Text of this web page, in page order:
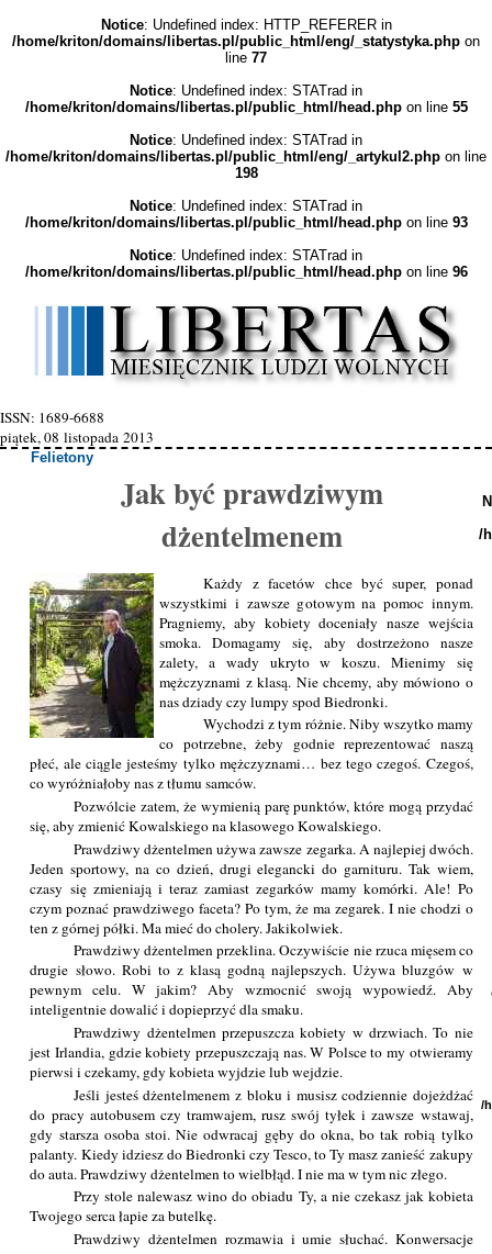
Notice: Undefined index: HTTP_REFERER in
/home/kriton/domains/libertas.pl/public_html/eng/_statystyka.php on
line 77
Notice: Undefined index: STATrad in
/home/kriton/domains/libertas.pl/public_html/head.phpon line 55
Notice: Undefined index: STATrad in
/home/kriton/domains/libertas.pl/public_html/eng/_artykul2.php on line
198
Notice: Undefined index: STATrad in
/home/kriton/domains/libertas.pl/public_html/head.phpon line 93
Notice: Undefined index: STATrad in
/home/kriton/domains/libertas.pl/public_html/head.phpon line 96
ISSN: 1689-6688
piątek, 08 listopada 2013
Felietony
Jak być prawdziwym
dżentelmenem
Każdy z facetów chce być super, ponad
wszystkimi i zawsze gotowym na pomoc innym.
Pragniemy, aby kobiety doceniały nasze wejścia
smoka. Domagamy się, aby dostrzeżono nasze
zalety, a wady ukryto w koszu. Mienimy się
mężczyznami z klasą. Nie chcemy, aby mówiono o
nas dziady czy lumpy spod Biedronki.
Wychodzi z tym różnie. Niby wszytko mamy
co potrzebne, żeby godnie reprezentować naszą
płeć, ale ciągle jesteśmy tylko mężczyznami… bez tego czegoś. Czegoś,
co wyróżniałoby nas z tłumu samców.
Pozwólcie zatem, że wymienią parę punktów, które mogą przydać
się, aby zmienić Kowalskiego na klasowego Kowalskiego.
Prawdziwy dżentelmen używa zawsze zegarka. A najlepiej dwóch.
Jeden sportowy, na co dzień, drugi elegancki do garnituru. Tak wiem,
czasy się zmieniają i teraz zamiast zegarków mamy komórki. Ale! Po
czym poznać prawdziwego faceta? Po tym, że ma zegarek. I nie chodzi o
ten z górnej półki. Ma mieć do cholery. Jakikolwiek.
Prawdziwy dżentelmen przeklina. Oczywiście nie rzuca mięsem co
drugie słowo. Robi to z klasą godną najlepszych. Używa bluzgów w
pewnym celu. W jakim? Aby wzmocnić swoją wypowiedź. Aby
inteligentnie dowalić i dopieprzyć dla smaku.
Prawdziwy dżentelmen przepuszcza kobiety w drzwiach. To nie
jest Irlandia, gdzie kobiety przepuszczają nas. W Polsce to my otwieramy
pierwsi i czekamy, gdy kobieta wyjdzie lub wejdzie.
Jeśli jesteś dżentelmenem z bloku i musisz codziennie dojeżdżać
do pracy autobusem czy tramwajem, rusz swój tyłek i zawsze wstawaj,
gdy starsza osoba stoi. Nie odwracaj gęby do okna, bo tak robią tylko
palanty. Kiedy idziesz do Biedronki czy Tesco, to Ty masz zanieść zakupy
do auta. Prawdziwy dżentelmen to wielbłąd. I nie ma w tym nic złego.
Przy stole nalewasz wino do obiadu Ty, a nie czekasz jak kobieta
Twojego serca łapie za butelkę.
Prawdziwy dżentelmen rozmawia i umie słuchać. Konwersacje
/
/